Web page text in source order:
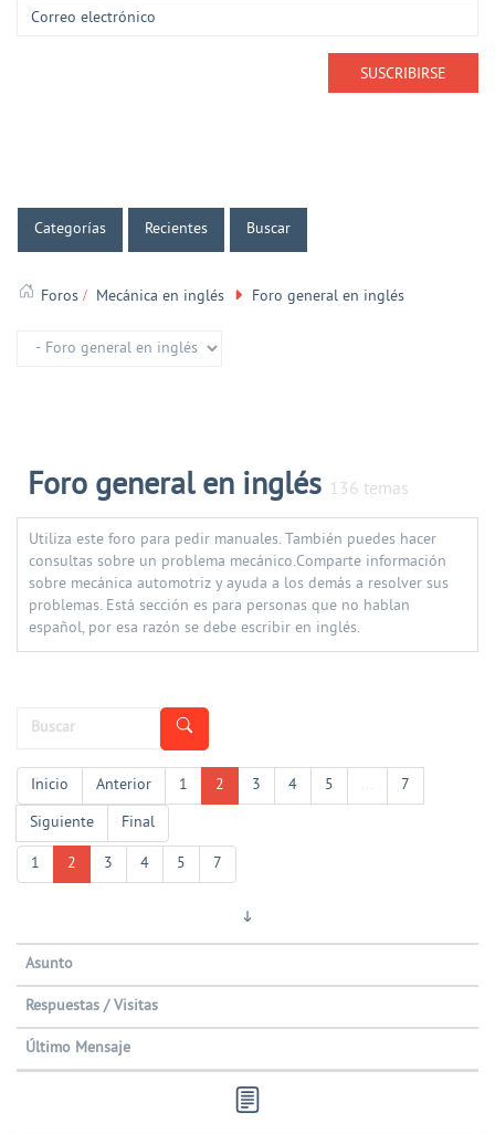
Categorías Recientes Buscar
Foros Mecánica en inglés Foro general en inglés
Foro general en inglés 136 temas
Utiliza este foro para pedir manuales. También puedes hacer
consultas sobre un problema mecánico.Comparte información
sobre mecánica automotriz y ayuda a los demás a resolver sus
problemas. Está sección es para personas que no hablan
español, por esa razón se debe escribir en inglés.
Inicio Anterior 1 2 3 4 5 ...
7
Siguiente
Final
1 2 3 4 5 7
Asunto
Respuestas / Visitas
Último Mensaje